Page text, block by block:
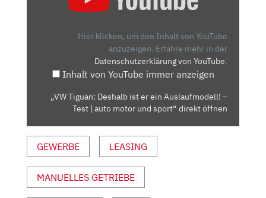
AUSLAUFMODELL!
MOTOR
UND
VON
YOUTUBE
Hier klicken, um den Inhalt von YouTube
anzuzeigen. Erfahre mehr in der
Datenschutzerklärung von YouTube.
Inhalt von YouTube immer anzeigen
„VW Tiguan: Deshalb ist er ein Auslaufmodell! –
Test | auto motor und sport“ direkt öffnen
GEWERBE LEASING
MANUELLES GETRIEBE